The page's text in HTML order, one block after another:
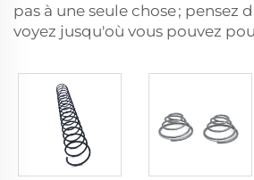
pas à une seule chose ; pensez
voyez jusqu'où vous pouvez